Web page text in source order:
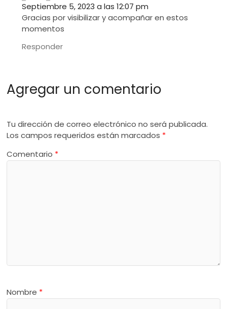
Septiembre 5, 2023 a las 12:07 pm
Gracias por visibilizar y acompañar en estos
momentos
Responder
Agregar un comentario
Tu dirección de correo electrónico no será publicada.
Los campos requeridos están marcados *
Comentario *
Nombre *